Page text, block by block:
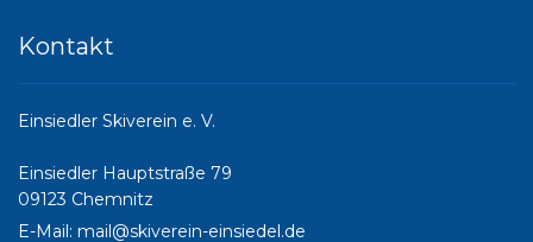
Kontakt
Einsiedler Skiverein e. V.
Einsiedler Hauptstraße 79
09123 Chemnitz
E-Mail: mail@skiverein-einsiedel.de